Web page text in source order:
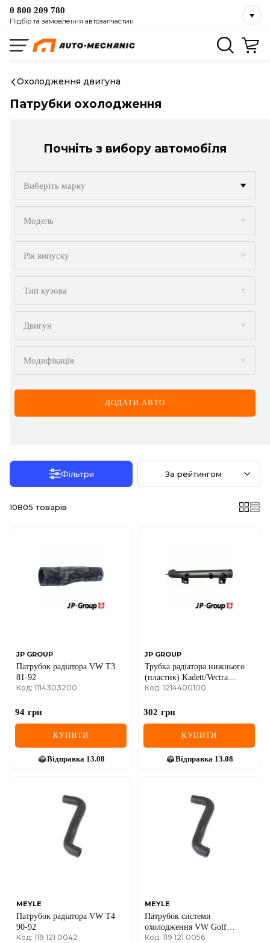
0 800 209 780
Підбір та замовлення автозапчастин
Охолодження двигуна
Патрубки охолодження
Почніть з вибору автомобіля
Виберіть марку
ALFA ROMEO
BMW
BYD
CADILLAC
CHERY
CHEVROLET
CHRYSLER
FIAT
GMC
GREAT WALL
HAVAL
LANCIA
Модель
Рік випуску
Тип кузова
Двигун
Модифікація
ДОДАТИ АВТО
Фільтри За рейтингом
10805 товарів
JP GROUP
Патрубок радіатора VW T3
81-92
Код: 1114303200
94 грн
КУПИТИ
Відправка 13.08
JP GROUP
Трубка радіатора нижнього
(пластик) Kadett/Vectra
1.6/1.8/2.0 -95
Код: 1214400100
302 грн
КУПИТИ
Відправка 13.08
MEYLE
Патрубок радіатора VW T4
90-92
Код: 119 121 0042
MEYLE
Патрубок системи
охолодження VW Golf
II/III/Passat 1.9TDI -99
Код: 119 121 0056